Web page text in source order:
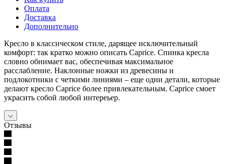
Оплата
Доставка
Дополнительно
Кресло в классическом стиле, дарящее исключительный
комфорт: так кратко можно описать Caprice. Спинка кресла
словно обнимает вас, обеспечивая максимальное
расслабление. Наклонные ножки из древесины и
подлокотники с четкими линиями – еще одни детали, которые
делают кресло Caprice более привлекательным. Caprice смоет
украсить собой любой интереьер.
Отзывы